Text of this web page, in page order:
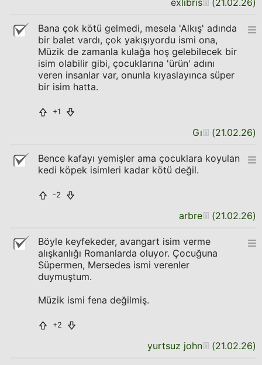
exlibris (21.02.26)
Bana çok kötü gelmedi, mesela 'Alkış' adında
bir balet vardı, çok yakışıyordu ismi ona,
Müzik de zamanla kulağa hoş gelebilecek bir
isim olabilir gibi, çocuklarına 'ürün' adını
veren insanlar var, onunla kıyaslayınca süper
bir isim hatta.
+1
Gı (21.02.26)
Bence kafayı yemişler ama çocuklara koyulan
kedi köpek isimleri kadar kötü değil.
-2
arbre (21.02.26)
Böyle keyfekeder, avangart isim verme
alışkanlığı Romanlarda oluyor. Çocuğuna
Süpermen, Mersedes ismi verenler
duymuştum.
Müzik ismi fena değilmiş.
+2
yurtsuz john (21.02.26)